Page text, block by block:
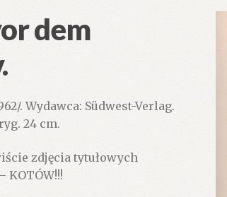
dem
. Wydawca: Südwest-Verlag.
24 cm.
zdjęcia tytułowych
KOTÓW!!!